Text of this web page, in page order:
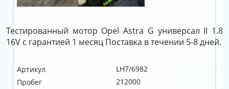
Тестированный мотор Opel Astra G универсал II 1.8
16V c гарантией 1 месяц Поставка в течении 5-8 дней.
Артикул
LH7/6982
Пробег
212000